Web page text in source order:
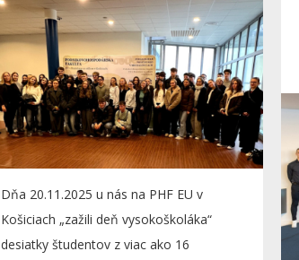
Dňa 20.11.2025 u nás na PHF EU v
Košiciach „zažili deň vysokoškoláka“
desiatky študentov z viac ako 16